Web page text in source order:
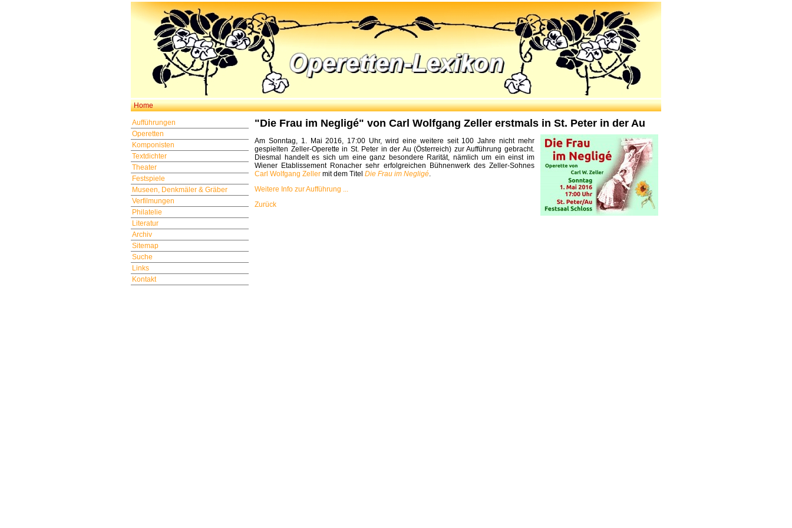
Home
Aufführungen
Operetten
Komponisten
Textdichter
Theater
Festspiele
Museen, Denkmäler & Gräber
Verfilmungen
Philatelie
Literatur
Archiv
Sitemap
Suche
Links
Kontakt
"Die Frau im Negligé" von Carl Wolfgang Zeller erstmals in St. Peter in der Au
Am Sonntag, 1. Mai 2016, 17:00 Uhr, wird eine weitere seit 100 Jahre nicht mehr
gespielten Zeller-Operette in St. Peter in der Au (Österreich) zur Aufführung gebracht.
Diesmal handelt es sich um eine ganz besondere Rarität, nämlich um ein einst im
Wiener Etablissement Ronacher sehr erfolgreichen Bühnenwerk des Zeller-Sohnes
Carl Wolfgang Zeller mit dem Titel Die Frau im Negligé.
Weitere Info zur Aufführung ...
Zurück